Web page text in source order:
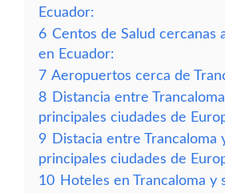
Ecuador:
6 Centos de Salud cercanas
en Ecuador:
7 Aeropuertos cerca de
8 Distancia entre
principales ciudades de
9 Distacia entre Trancaloma
principales ciudades de
10 Hoteles en Trancaloma y